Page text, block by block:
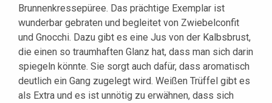
Brunnenkressepüree. Das prächtige Exemplar ist
wunderbar gebraten und begleitet von Zwiebelconfit
und Gnocchi. Dazu gibt es eine Jus von der Kalbsbrust,
die einen so traumhaften Glanz hat, dass man sich darin
spiegeln könnte. Sie sorgt auch dafür, dass aromatisch
deutlich ein Gang zugelegt wird. Weißen Trüffel gibt es
als Extra und es ist unnötig zu erwähnen, dass sich